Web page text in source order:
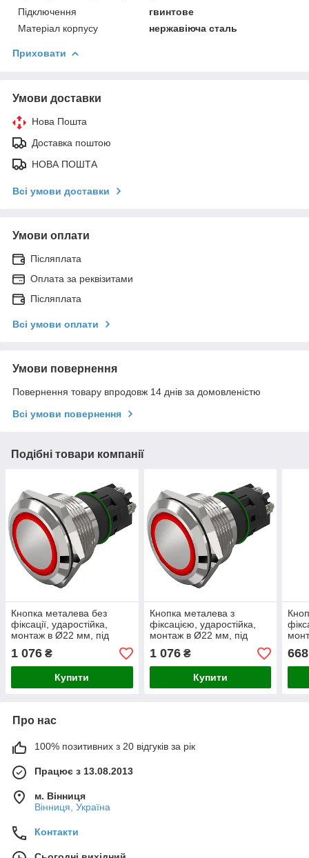
Підключення
гвинтове
Матеріал корпусу
нержавіюча сталь
Приховати
Умови доставки
Нова Пошта
Доставка поштою
НОВА ПОШТА
Всі умови доставки
Умови оплати
Післяплата
Оплата за реквізитами
Післяплата
Всі умови оплати
Умови повернення
Повернення товару впродовж 14 днів за домовленістю
Всі умови повернення
Подібні товари компанії
Кнопка металева без
фіксації, ударостійка,
монтаж в Ø22 мм, під
гвинт, IP65, з підсвіткою
1 076 ₴
Купити
Кнопка металева з
фіксацією, ударостійка,
монтаж в Ø22 мм, під
гвинт, IP65, з підсвіткою
1 076₴
Купити
668
Про нас
100% позитивних з 20 відгуків за рік
Працює з 13.08.2013
м. Вінниця
Вінниця, Україна
Контакти